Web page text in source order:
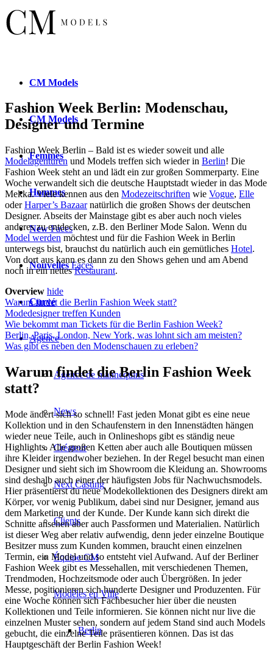
CM Models
CM Models
Femmes
Hommes
NewFaces
NouvellesFaces
Curvé
Agence
Agence de mannequins
News
Créateur
Next Casting
Clients
Équipe CM
Modèles en Ville
Berlin
Fashion Week Berlin: Modenschau,
Designer und Termine
Fashion Week Berlin – Bald ist es wieder soweit und alle
Modelagenturen und Models treffen sich wieder in Berlin! Die
Fashion Week steht an und lädt ein zur großen Sommerparty. Eine
Woche verwandelt sich die deutsche Hauptstadt wieder in das Mode
Mekka. Viele kennen aus den Modezeitschriften wie Vogue, Elle
oderHarper’s Bazaarnatürlich die großen Shows der deutschen
Designer. Abseits der Mainstage gibt es aber auch noch vieles
anderes zu entdecken, z.B. den Berliner Mode Salon. Wenn du
Model werden möchtest und für die Fashion Week in Berlin
unterwegs bist, brauchst du natürlich auch ein gemütliches Hotel.
Von dort aus kann es dann zu den Shows gehen und am Abend
noch in ein nettesRestaurant.
Overview hide
Warum findet die Berlin Fashion Week statt?
Modedesigner treffen Kunden
Wie bekommt man Tickets für die Berlin Fashion Week?
Berlin, Paris, London, New York, was lohnt sich am meisten?
Was gibt es neben den Modenschauen zu erleben?
Warum findet die Berlin Fashion Week
statt?
Mode ändert sich so schnell! Fast jeden Monat gibt es eine neue
Kollektion und in den Schaufenstern in den Innenstädten hängen
wieder neue Teile, auch in Onlineshops gibt es ständig neue
Highlights. Alle großen Ketten aber auch alle Boutiquen müssen
ihre Kleider irgendwoher beziehen. In der Regel besucht man einen
Designer und sieht sich im Showroom die Kleidung an. Showrooms
sind deshalb auch einer der häufigsten Jobs für Nachwuchsmodels.
Hier präsentierst du neue Modekollektionen des Designers direkt am
Körper, vor wenig Publikum, dabei sind nur Designer, jemand aus
dem Marketing und der Kunde. Der Kunde kann sich direkt die
Schnitte ansehen aber auch Passformen und Materialien. Natürlich
ist dieser Weg aber relativ aufwendig, denn jeder einzelne Boutique
Besitzer muss zum Kunden kommen, braucht einen einzelnen
Termin, ein Model und so entsteht viel Aufwand. Auf der Berliner
Fashion Week gibt es Messehallen, mit verschiedenen Themen,
Trendmoden, Hochzeitsmode oder auch Übergrößen. In jeder
Messe, positionieren sich hunderte Designer und Produzenten. Für
eine Woche können sich Fachbesucher hier über die neusten
Kollektionen und Teile informieren. Sie können nicht nur live die
einzelnen Muster sehen, sondern auf jedem Stand sind auch Models
gebucht, die einzelne Teile präsentieren können. Das ist das
Hauptgeschäft der Berlin Fashion Week!